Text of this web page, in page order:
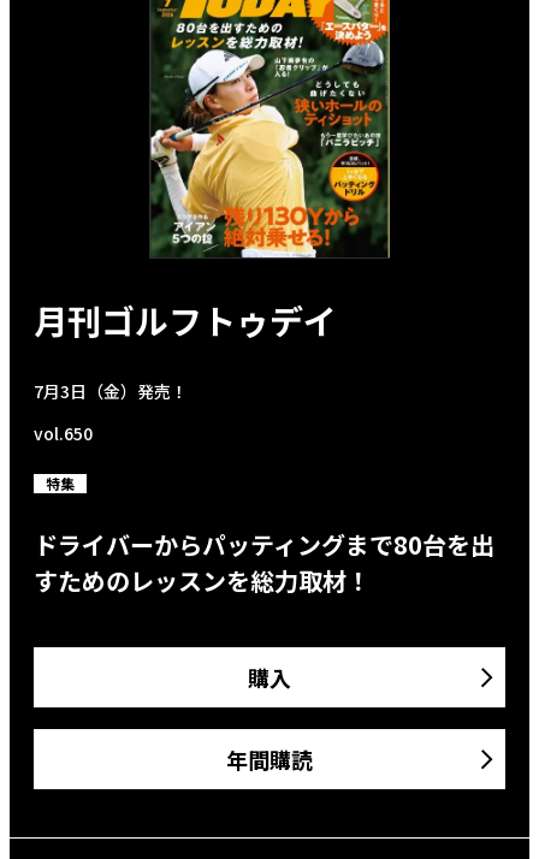
月刊ゴルフトゥデイ
7月3日（金）発売！
vol.650
特集
ドライバーからパッティングまで80台を出
すためのレッスンを総力取材！
購入
年間購読